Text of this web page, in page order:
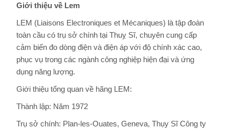
Giới thiệu về Lem
LEM (Liaisons Electroniques et Mécaniques) là tập đoàn
toàn cầu có trụ sở chính tại Thuỵ Sĩ, chuyên cung cấp
cảm biến đo dòng điện và điện áp với độ chính xác cao,
phục vụ trong các ngành công nghiệp hiện đại và ứng
dụng năng lượng.
Giới thiệu tổng quan về hãng LEM:
Thành lập: Năm 1972
Trụ sở chính: Plan-les-Ouates, Geneva, Thụy Sĩ Công ty